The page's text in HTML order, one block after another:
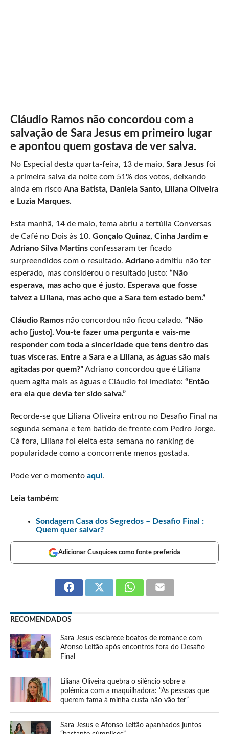
Cláudio Ramos não concordou com a
salvação de Sara Jesus em primeiro lugar
e apontou quem gostava de ver salva.
No Especial desta quarta-feira, 13 de maio, Sara Jesus foi
a primeira salva da noite com 51% dos votos, deixando
ainda em risco Ana Batista, Daniela Santo, Liliana Oliveira
e Luzia Marques.
Esta manhã, 14 de maio, tema abriu a tertúlia Conversas
de Café no Dois às 10. Gonçalo Quinaz, Cinha Jardim e
Adriano Silva Martinsconfessaram ter ficado
surpreendidos com o resultado. Adrianoadmitiu não ter
esperado, mas considerou o resultado justo: “ Não
esperava, mas acho que é justo. Esperava que fosse
talvez a Liliana, mas acho que a Sara tem estado bem.”
Cláudio Ramosnão concordou não ficou calado. “Não
acho [justo]. Vou-te fazer uma pergunta e vais-me
responder com toda a sinceridade que tens dentro das
tuas vísceras. Entre a Sara e a Liliana, as águas são mais
agitadas por quem?”Adriano concordou que é Liliana
quem agita mais as águas e Cláudio foi imediato: “Então
era ela que devia ter sido salva.”
Recorde-se que Liliana Oliveira entrou no Desafio Final na
segunda semana e tem batido de frente com Pedro Jorge.
Cá fora, Liliana foi eleita esta semana no ranking de
popularidade como a concorrente menos gostada.
Pode ver o momento aqui.
Leia também:
Sondagem Casa dos Segredos – Desafio Final :
Quem quer salvar?
Adicionar Cusquices como fonte preferida
RECOMENDADOS
Sara Jesus esclarece boatos de romance com
Afonso Leitão após encontros fora do Desafio
Final
Liliana Oliveira quebra o silêncio sobre a
polémica com a maquilhadora: “As pessoas que
querem fama à minha custa não vão ter”
Sara Jesus e Afonso Leitão apanhados juntos